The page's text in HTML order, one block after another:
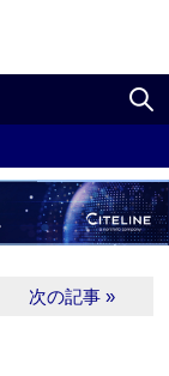
次の記事 »